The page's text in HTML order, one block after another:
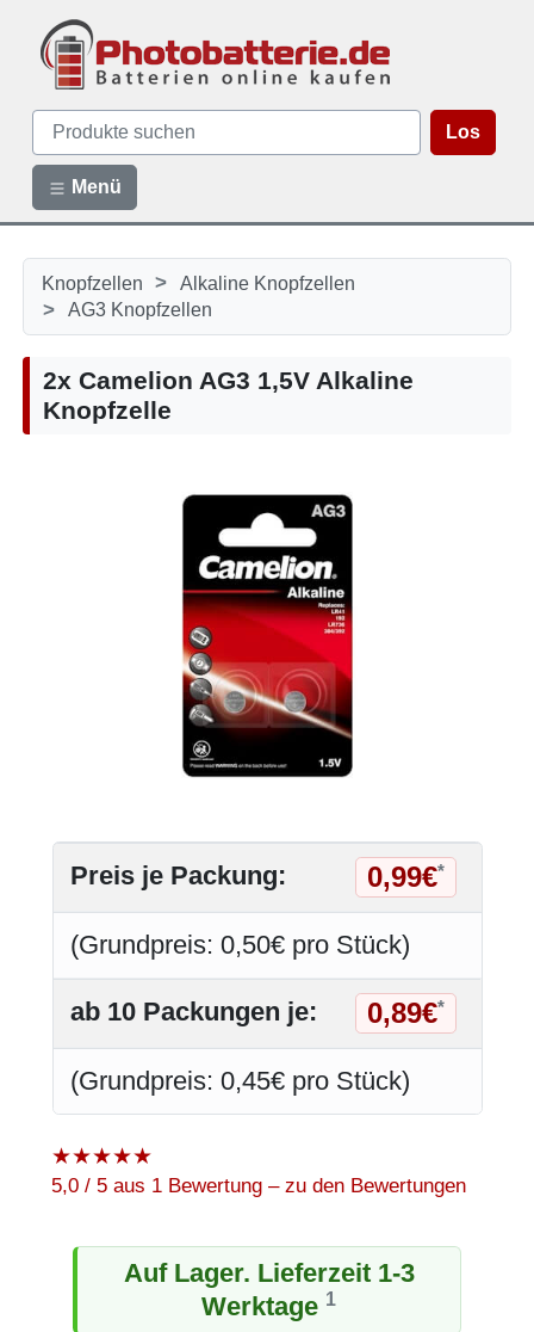
Los
Menü
Knopfzellen > Alkaline Knopfzellen
> AG3 Knopfzellen
2x Camelion AG3 1,5V Alkaline
Knopfzelle
Preis je Packung: 0,99€*
(Grundpreis: 0,50€ pro Stück)
ab 10 Packungen je: 0,89€*
(Grundpreis: 0,45€ pro Stück)
★★★★★
5,0 / 5 aus 1 Bewertung – zu den Bewertungen
Auf Lager. Lieferzeit 1-3
Werktage 1